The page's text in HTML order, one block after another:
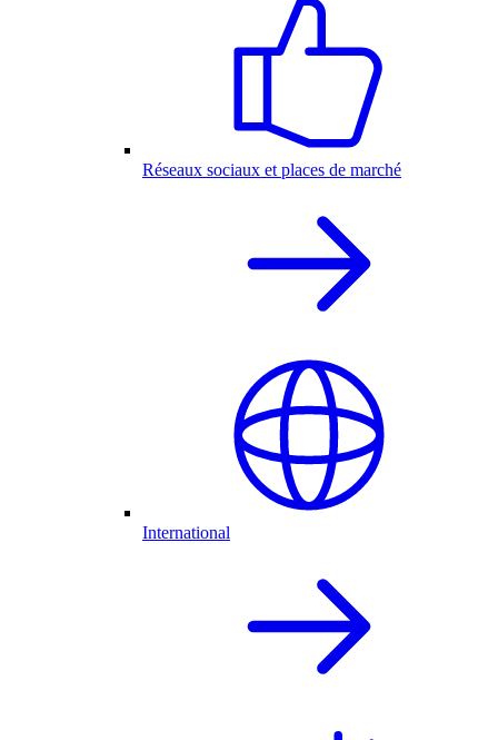
Réseaux sociaux et places de marché
International